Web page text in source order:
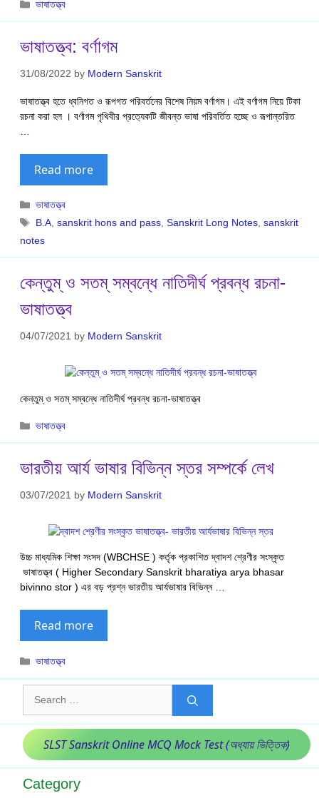
Categories
ভাষাতত্ত্ব
ভাষাতত্ত্ব: বর্ণাগম
31/08/2022 by Modern Sanskrit
ভাষাতত্ত্ব হতে ধ্বনিগত ও রূপগত পরিবর্তনের বিশেষ নিয়ম বর্ণাগম। এই বর্ণাগম নিয়ে টিকা
রচনা করা হল । বর্ণাগম পৃথিবীর প্রত‍্যেকটি জীবন্ত ভাষা পরিবর্তিত হচ্ছে ও রূপান্তরিত
Read more
Categories
ভাষাতত্ত্ব
Tags
B.A,sanskrit hons and pass,Sanskrit Long Notes,sanskrit
notes
কেন্তুম্ ও সতম্ সম্বন্ধে নাতিদীর্ঘ প্রবন্ধ রচনা-
ভাষাতত্ত্ব
04/07/2021 by Modern Sanskrit
কেন্তুম্ ও সতম্ সম্বন্ধে নাতিদীর্ঘ প্রবন্ধ রচনা-ভাষাতত্ত্ব
Categories
ভাষাতত্ত্ব
ভারতীয় আর্য ভাষার বিভিন্ন স্তর সম্পর্কে লেখ
03/07/2021 by Modern Sanskrit
উচ্চ মাধ্যমিক শিক্ষা সংসদ (WBCHSE ) কর্তৃক প্রকাশিত দ্বাদশ শ্রেণীর সংস্কৃত
ভাষাতত্ত্ব ( Higher Secondary Sanskrit bharatiya arya bhasar
bivinno stor ) এর বড় প্রশ্ন ভারতীয় আর্যভাষার বিভিন্ন …
Read more
Categories
ভাষাতত্ত্ব
for:
SLST Sanskrit Online MCQ Mock Test (অধ্যায় ভিত্তিক)
Category